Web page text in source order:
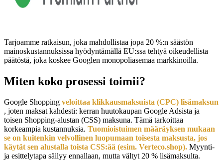
Tarjoamme ratkaisun, joka mahdollistaa jopa 20 %:n säästön
mainoskustannuksissa hyödyntämällä EU:ssa tehtyä oikeudellista
päätöstä, joka koskee Googlen monopoliasemaa markkinoilla.
Miten koko prosessi toimii?
Google Shopping veloittaa klikkausmaksuista (CPC) lisämaksun
, joten maksat kahdesti: kerran huutokaupan Google Adsista ja
toisen Shopping-alustan (CSS) maksuna. Tämä tarkoittaa
korkeampia kustannuksia. Tuomioistuimen määräyksen mukaan
se on kuitenkin velvollinen luopumaan toisesta maksusta, jos
käytät sen alustalla toista CSS:ää (esim. Verteco.shop). Myynti-
ja esittelytapa säilyy ennallaan, mutta vältyt 20 % lisämaksulta.